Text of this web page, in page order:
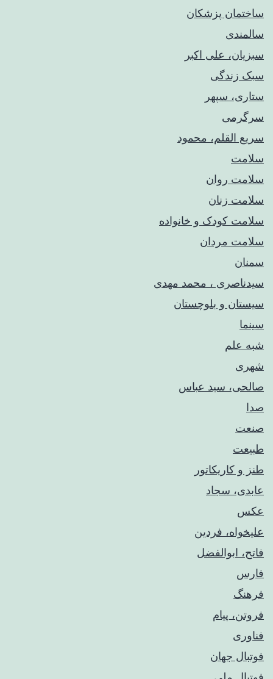
ساختمان پزشکان
سالمندی
سبزیان، علی اکبر
سبک زندگی
ستاری، سپهر
سرگرمی
سریع القلم، محمود
سلامت
سلامت روان
سلامت زنان
سلامت کودک‌ و خانواده
سلامت مردان
سمنان
سیدناصری ، محمد مهدی
سیستان و بلوچستان
سینما
شبه علم
شهری
صالحی، سید عباس
صدا
صنعت
طبیعت
طنز و کاریکاتور
عابدی، سجاد
عکس
علیخواه، فردین
فاتح، ابوالفضل
فارس
فرهنگ
فروتن، پیام
فناوری
فوتبال جهان